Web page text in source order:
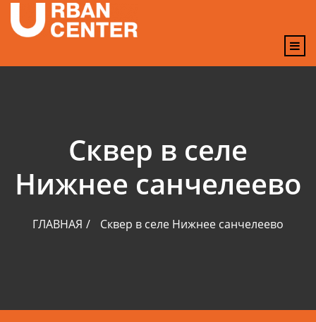
содержимому
Сквер в селе
Нижнее санчелеево
ГЛАВНАЯ Сквер в селе Нижнее санчелеево